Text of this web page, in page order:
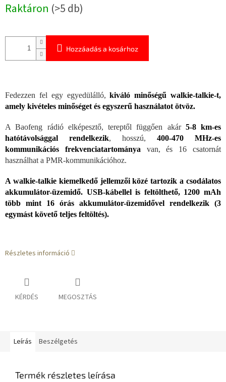
Raktáron (>5 db)
Hozzáadás a kosárhoz
Fedezzen fel egy egyedülálló, kiváló minőségű walkie-talkie-t,
amely kivételes minőséget és egyszerű használatot ötvöz.
A Baofeng rádió elképesztő, tereptől függően akár 5-8 km-es
hatótávolsággal rendelkezik, hosszú, 400-470 MHz-es
kommunikációs frekvenciatartománya van, és 16 csatornát
használhat a PMR-kommunikációhoz.
A walkie-talkie kiemelkedő jellemzői közé tartozik a csodálatos
akkumulátor-üzemidő. USB-kábellel is feltölthető, 1200 mAh
több mint 16 órás akkumulátor-üzemidővel rendelkezik (3
egymást követő teljes feltöltés).
Részletes információ
KÉRDÉS MEGOSZTÁS
Leírás Beszélgetés
Termék részletes leírása